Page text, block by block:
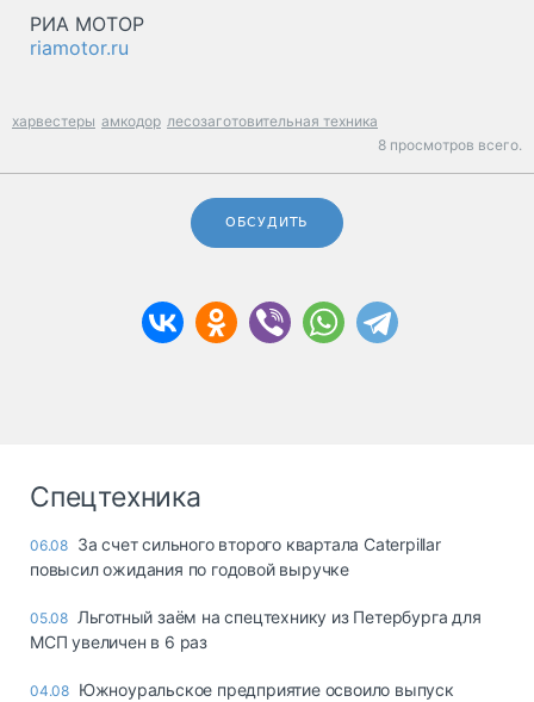
РИА МОТОР
riamotor.ru
харвестеры амкодор лесозаготовительная техника
8 просмотров всего.
ОБСУДИТЬ
Спецтехника
06.08 За счет сильного второго квартала Caterpillar
повысил ожидания по годовой выручке
05.08 Льготный заём на спецтехнику из Петербурга для
МСП увеличен в 6 раз
04.08 Южноуральское предприятие освоило выпуск